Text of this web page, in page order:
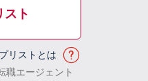
スト
リストとは
職エージェント